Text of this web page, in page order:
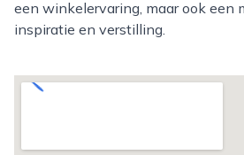
een winkelervaring, maar ook een
inspiratie en verstilling.